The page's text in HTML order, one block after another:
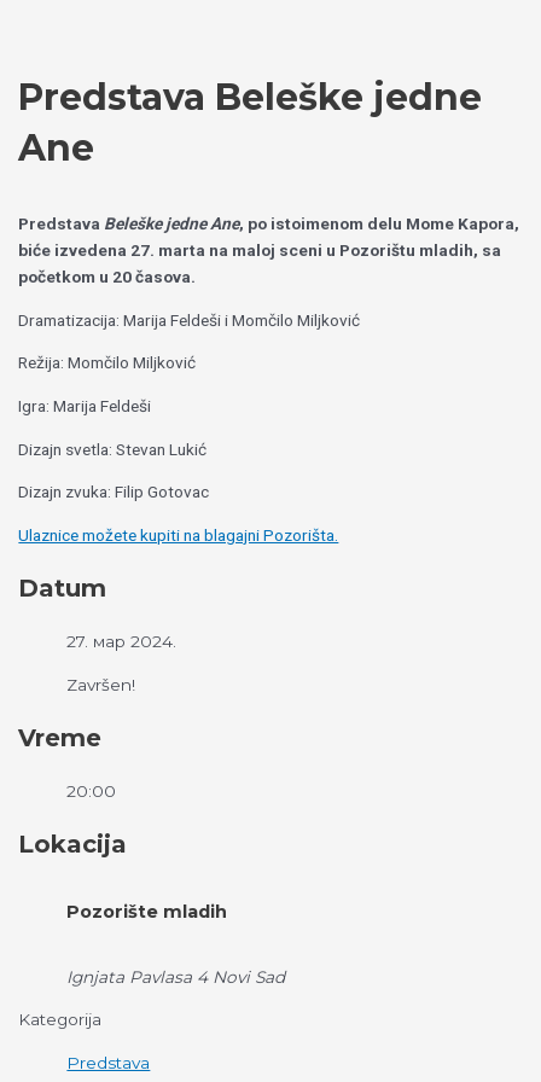
Predstava Beleške jedne
Ane
Predstava Beleške jedne Ane, po istoimenom delu Mome Kapora,
biće izvedena 27. marta na maloj sceni u Pozorištu mladih, sa
početkom u 20 časova.
Dramatizacija: Marija Feldeši i Momčilo Miljković
Režija: Momčilo Miljković
Igra: Marija Feldeši
Dizajn svetla: Stevan Lukić
Dizajn zvuka: Filip Gotovac
Ulaznice možete kupiti na blagajni Pozorišta.
Datum
27. мар 2024.
Završen!
Vreme
20:00
Lokacija
Pozorište mladih
Ignjata Pavlasa 4 Novi Sad
Kategorija
Predstava